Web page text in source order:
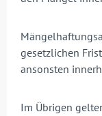
gesetzlichen
ansonsten
Im Übrigen